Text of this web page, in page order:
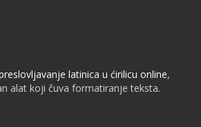
latinica u ćirilicu online,
alat koji čuva formatiranje teksta.